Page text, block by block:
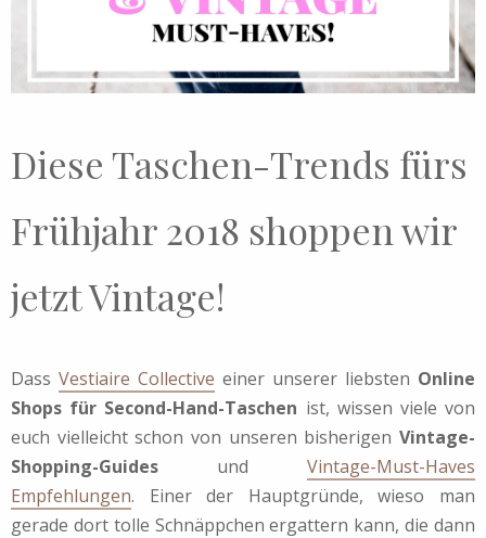
Diese Taschen-Trends fürs
Frühjahr 2018 shoppen wir
jetzt Vintage!
Dass Vestiaire Collective einer unserer liebsten Online
Shops für Second-Hand-Taschen ist, wissen viele von
euch vielleicht schon von unseren bisherigen Vintage-
Shopping-Guides und Vintage-Must-Haves
Empfehlungen. Einer der Hauptgründe, wieso man
gerade dort tolle Schnäppchen ergattern kann, die dann